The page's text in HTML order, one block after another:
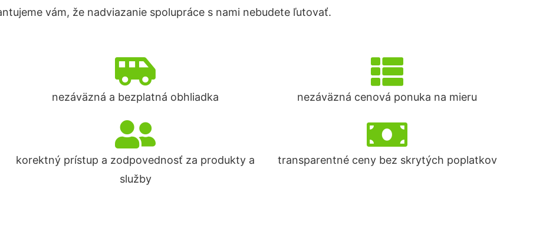
vám, že nadviazanie spolupráce s nami nebudete ľutovať.
nezáväzná a bezplatná obhliadka nezáväzná cenová ponuka na mieru
korektný prístup a zodpovednosť za produkty a
služby
transparentné ceny bez skrytých poplatkov